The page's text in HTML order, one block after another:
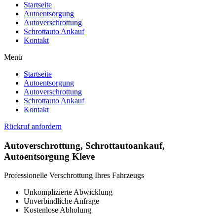
Startseite
Autoentsorgung
Autoverschrottung
Schrottauto Ankauf
Kontakt
Menü
Startseite
Autoentsorgung
Autoverschrottung
Schrottauto Ankauf
Kontakt
Rückruf anfordern
Autoverschrottung, Schrottautoankauf,
Autoentsorgung Kleve
Professionelle Verschrottung Ihres Fahrzeugs
Unkomplizierte Abwicklung
Unverbindliche Anfrage
Kostenlose Abholung